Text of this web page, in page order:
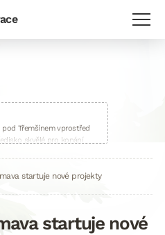
pod Třemšínem vprostřed
skvělé pro konání
startuje nové projekty
startuje nové